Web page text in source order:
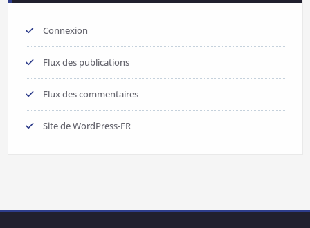
Connexion
Flux des publications
Flux des commentaires
Site de WordPress-FR